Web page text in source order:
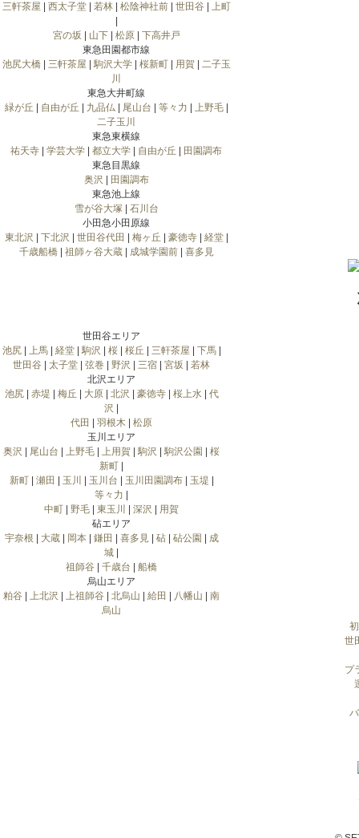
三軒茶屋
西太子堂| 若林| 松陰神社前| 世田谷
上町
宮の坂
山下| 松原| 下高井戸
東急田園都市線
池尻大橋| 三軒茶屋 駒沢大学| 桜新町| 用賀| 二子玉
川
東急大井町線
緑が丘
自由が丘 九品仏| 尾山台 等々力 上野毛|
二子玉川
東急東横線
祐天寺
学芸大学 都立大学 自由が丘
田園調布
東急目黒線
奥沢
田園調布
東急池上線
雪が谷大塚| 石川台
小田急小田原線
東北沢
下北沢 世田谷代田 梅ヶ丘 豪徳寺| 経堂|
千歳船橋| 祖師ヶ谷大蔵| 成城学園前| 喜多見
世田谷エリア
池尻| 上馬| 経堂| 駒沢 桜| 桜丘 三軒茶屋 下馬|
世田谷
太子堂 弦巻 野沢 三宿 宮坂
若林
北沢エリア
池尻| 赤堤 梅丘 大原| 北沢 豪徳寺| 桜上水| 代
沢
代田
羽根木
松原
玉川エリア
奥沢
尾山台 上野毛 上用賀 駒沢 駒沢公園
桜
新町
新町| 瀬田 玉川 玉川台 玉川田園調布| 玉堤
等々力
中町
野毛 東玉川 深沢
用賀
砧エリア
宇奈根
大蔵| 岡本| 鎌田 喜多見| 砧| 砧公園
成
城
祖師谷
千歳台
船橋
烏山エリア
粕谷
上北沢 上祖師谷 北烏山 給田 八幡山
南
烏山
世
プ